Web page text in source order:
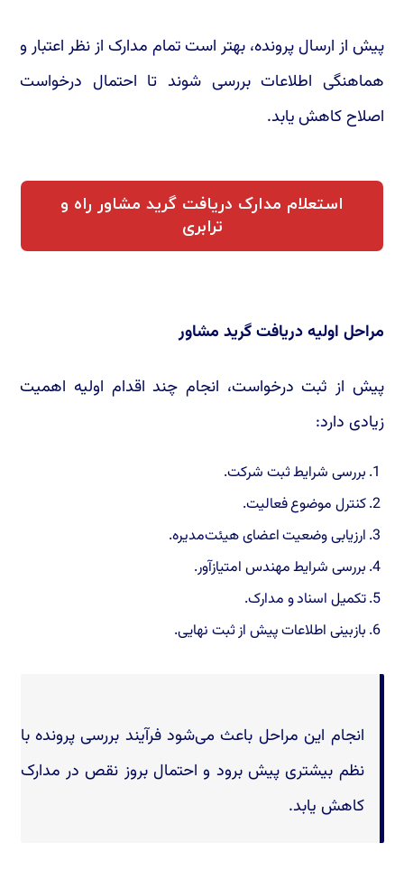
پیش از ارسال پرونده، بهتر است تمام مدارک از نظر اعتبار و
هماهنگی اطلاعات بررسی شوند تا احتمال درخواست
اصلاح کاهش یابد.
استعلام مدارک دریافت گرید مشاور راه و
ترابری
مراحل اولیه دریافت گرید مشاور
پیش از ثبت درخواست، انجام چند اقدام اولیه اهمیت
زیادی دارد:
بررسی شرایط ثبت شرکت.
کنترل موضوع فعالیت.
ارزیابی وضعیت اعضای هیئت‌مدیره.
بررسی شرایط مهندس امتیازآور.
تکمیل اسناد و مدارک.
بازبینی اطلاعات پیش از ثبت نهایی.
انجام این مراحل باعث می‌شود فرآیند بررسی پرونده با
نظم بیشتری پیش برود و احتمال بروز نقص در مدارک
کاهش یابد.